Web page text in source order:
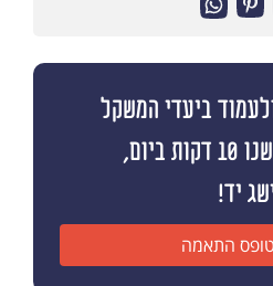
ביעדי המשקל
שלכם תוך 10 ימים, שנו 10 דקות ביום,
יד!
התאמה